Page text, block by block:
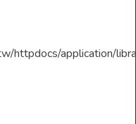
httpdocs/application/